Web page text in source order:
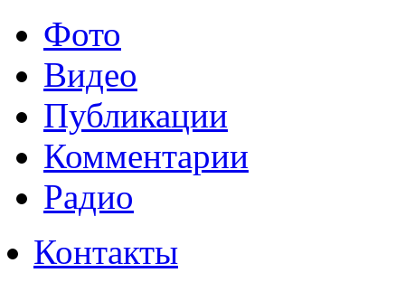
Фото
Видео
Публикации
Комментарии
Радио
Контакты